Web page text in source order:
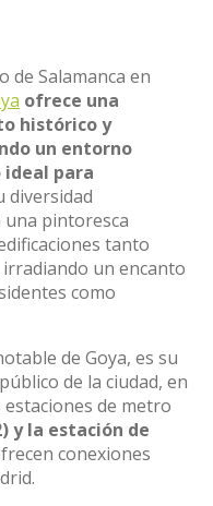
de Salamanca en
ofrece una
histórico y
un entorno
para
diversidad
una pintoresca
tanto
un encanto
como
de Goya, es su
de la ciudad, en
de metro
y la estación de
conexiones